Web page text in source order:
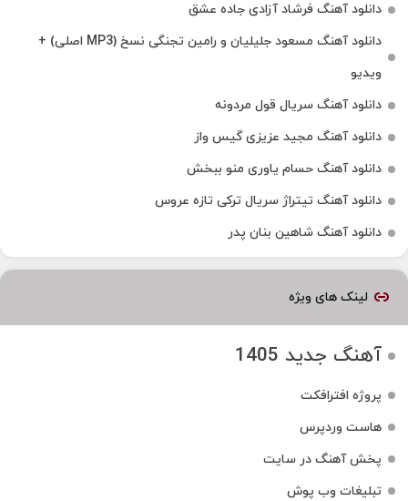
دانلود آهنگ فرشاد آزادی جاده عشق
دانلود آهنگ مسعود جلیلیان و رامین تجنگی نسخ (MP3 اصلی) +
ویدیو
دانلود آهنگ سریال قول مردونه
دانلود آهنگ مجید عزیزی گیس واز
دانلود آهنگ حسام یاوری منو ببخش
دانلود آهنگ تیتراژ سریال ترکی تازه عروس
دانلود آهنگ شاهین بنان پدر
لینک های ویژه
آهنگ جدید 1405
پروژه افترافکت
هاست وردپرس
پخش آهنگ در سایت
تبلیغات وب پوش